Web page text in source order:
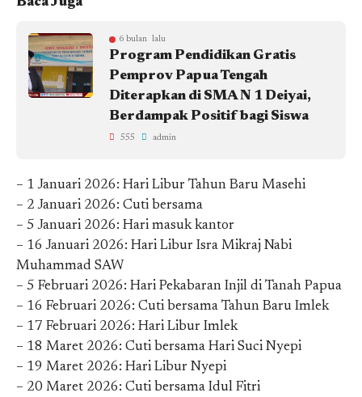
Baca Juga
6 bulan lalu
Program Pendidikan Gratis
Pemprov Papua Tengah
Diterapkan di SMA N 1 Deiyai,
Berdampak Positif bagi Siswa
555 admin
– 1 Januari 2026: Hari Libur Tahun Baru Masehi
– 2 Januari 2026: Cuti bersama
– 5 Januari 2026: Hari masuk kantor
– 16 Januari 2026: Hari Libur Isra Mikraj Nabi
Muhammad SAW
– 5 Februari 2026: Hari Pekabaran Injil di Tanah Papua
– 16 Februari 2026: Cuti bersama Tahun Baru Imlek
– 17 Februari 2026: Hari Libur Imlek
– 18 Maret 2026: Cuti bersama Hari Suci Nyepi
– 19 Maret 2026: Hari Libur Nyepi
– 20 Maret 2026: Cuti bersama Idul Fitri